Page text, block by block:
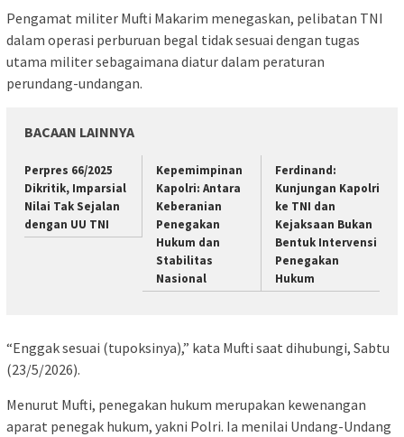
Pengamat militer Mufti Makarim menegaskan, pelibatan TNI
dalam operasi perburuan begal tidak sesuai dengan tugas
utama militer sebagaimana diatur dalam peraturan
perundang-undangan.
BACAAN LAINNYA
Perpres 66/2025
Dikritik, Imparsial
Nilai Tak Sejalan
dengan UU TNI
Kepemimpinan
Kapolri: Antara
Keberanian
Penegakan
Hukum dan
Stabilitas
Nasional
Ferdinand:
Kunjungan Kapolri
ke TNI dan
Kejaksaan Bukan
Bentuk Intervensi
Penegakan
Hukum
“Enggak sesuai (tupoksinya),” kata Mufti saat dihubungi, Sabtu
(23/5/2026).
Menurut Mufti, penegakan hukum merupakan kewenangan
aparat penegak hukum, yakni Polri. Ia menilai Undang-Undang